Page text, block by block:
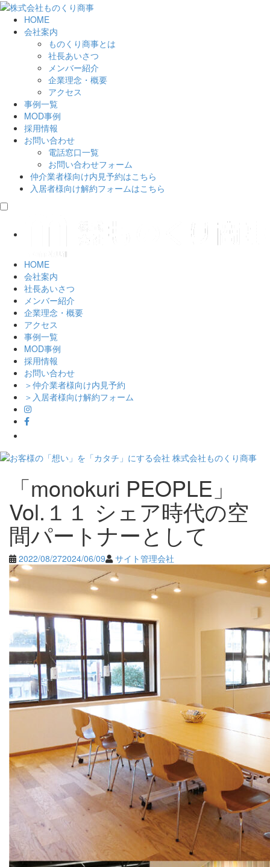
HOME
会社案内
ものくり商事とは
社長あいさつ
メンバー紹介
企業理念・概要
アクセス
事例一覧
MOD事例
採用情報
お問い合わせ
電話窓口一覧
お問い合わせフォーム
仲介業者様向け内見予約はこちら
入居者様向け解約フォームはこちら
HOME
会社案内
社長あいさつ
メンバー紹介
企業理念・概要
アクセス
事例一覧
MOD事例
採用情報
お問い合わせ
＞仲介業者様向け内見予約
＞入居者様向け解約フォーム
content「monokuri PEOPLE」
Vol.１１ シェア時代の空
間パートナーとして
2022/08/272024/06/09 サイト管理会社